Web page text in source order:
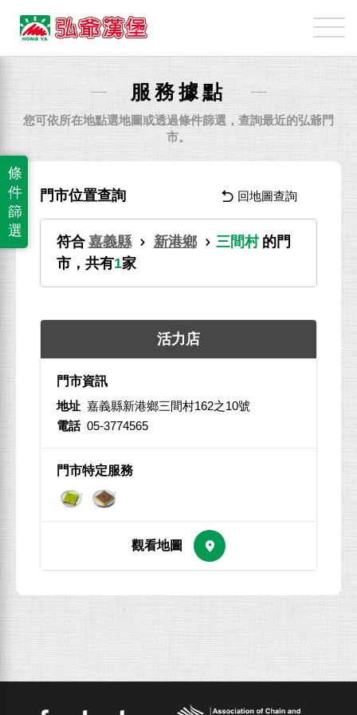
弘
爺
國
業
份
有
限
公
司
服務據點
您可依所在地點選地圖或透過條件篩選，查詢最近的弘爺門
市。
條
件
篩
選
門市位置查詢 回地圖查詢
符合 嘉義縣 新港鄉 三間村 的門
市，共有1家
活力店
地址 嘉義縣新港鄉三間村162之10號
電話 05-3774565